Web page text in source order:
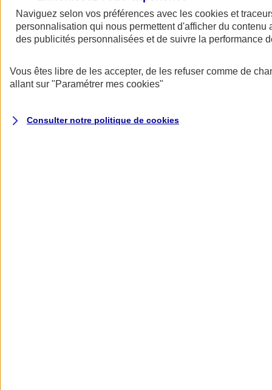
AXA Assurance
Naviguez selon vos préférences avec les cookies et
personnalisation qui nous permettent d'afficher du contenu
des publicités personnalisées et de suivre la performance
Vous êtes libre de les accepter, de les refuser comme de
allant sur "Paramétrer mes cookies"
Consulter notre politique de cookies